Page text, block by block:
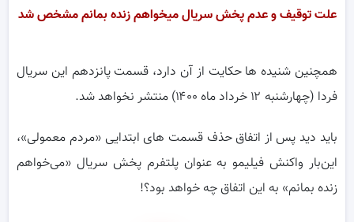
علت توقیف و عدم پخش سریال میخواهم زنده بمانم مشخص شد
همچنین شنیده ها حکایت از آن دارد، قسمت پانزدهم این سریال
فردا (چهارشنبه ۱۲ خرداد ماه ۱۴۰۰) منتشر نخواهد شد.
باید دید پس از اتفاق حذف قسمت های ابتدایی «مردم معمولی»،
این‌بار واکنش فیلیمو به عنوان پلتفرم پخش سریال «می‌خواهم
زنده بمانم» به این اتفاق چه خواهد بود؟!